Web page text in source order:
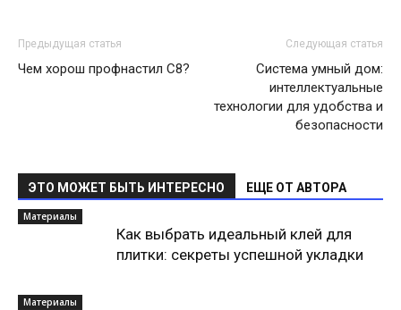
Предыдущая статья
Чем хорош профнастил С8?
Следующая статья
Система умный дом:
интеллектуальные
технологии для удобства и
безопасности
ЭТО МОЖЕТ БЫТЬ ИНТЕРЕСНО ЕЩЕ ОТ АВТОРА
Материалы
Как выбрать идеальный клей для
плитки: секреты успешной укладки
Материалы